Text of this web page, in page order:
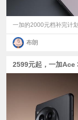
普
验
一加的2000元档补完计划
布朗